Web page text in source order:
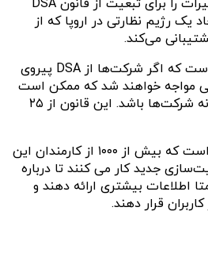
متا گفته است که این تغییرات را برای تبعیت از قانون DSA
یک رژیم نظارتی در اروپا که از
می‌کند.
اتخادیه اروپا هشدار داده است که اگر شرکت‌ها از DSA پیروی
مواجه خواهند شد که ممکن است
بیش از ۶ درصد درآمد سالانه شرکت‌ها باشد. این قانون از ۲۵
در همین راستا، متا گفته است که بیش از ۱۰۰۰ از کارمندان این
جدید کار می کنند تا درباره
اطلاعات بیشتری ارائه دهند و
قرار دهند.